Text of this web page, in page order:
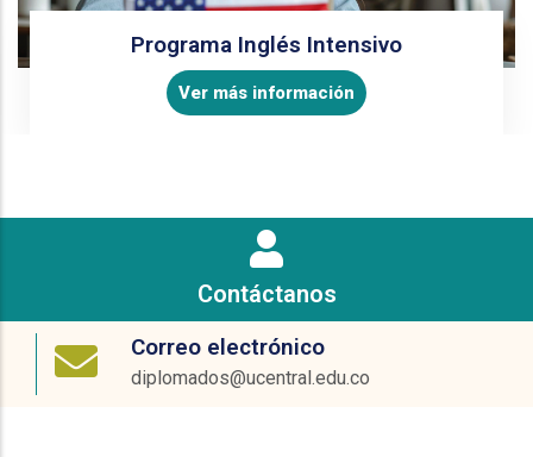
Programa Inglés Intensivo
Ver más información
Contáctanos
Correo electrónico
diplomados@ucentral.edu.co